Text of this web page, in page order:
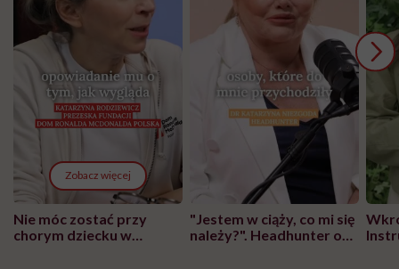
Zobacz więcej
Nie móc zostać przy
chorym dziecku w
"Jestem w ciąży, co mi się
należy?". Headhunter o